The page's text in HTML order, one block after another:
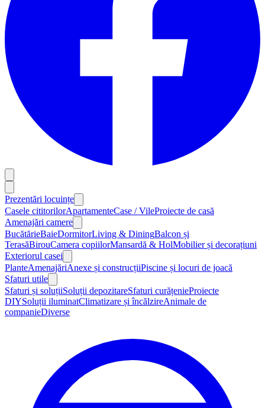
Prezentări locuințe
Casele cititorilorApartamenteCase / VileProiecte de casă
Amenajări camere
BucătărieBaieDormitorLiving & DiningBalcon și
TerasăBirouCamera copiilorMansardă & HolMobilier și decorațiuni
Exteriorul casei
PlanteAmenajăriAnexe și construcțiiPiscine și locuri de joacă
Sfaturi utile
Sfaturi și soluțiiSoluții depozitareSfaturi curățenieProiecte
DIYSoluții iluminatClimatizare și încălzireAnimale de
companieDiverse